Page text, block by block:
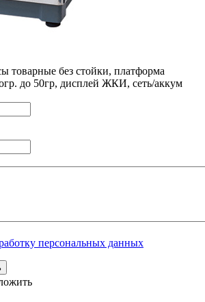
товарные без стойки, платформа
до 50гр, дисплей ЖКИ, сеть/аккум
персональных данных